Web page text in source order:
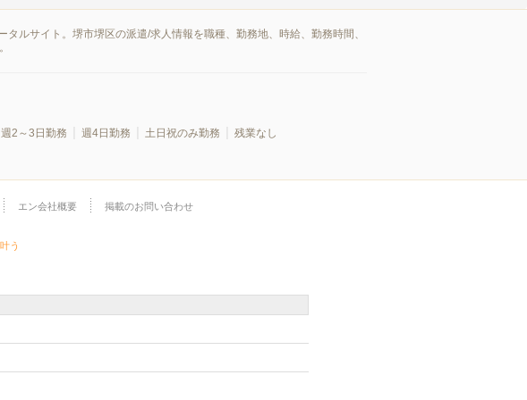
ルサイト。堺市堺区の派遣/求人情報を職種、勤務地、時給、勤務時間、
週2～3日勤務 週4日勤務 土日祝のみ勤務
残業なし
エン会社概要 掲載のお問い合わせ
う